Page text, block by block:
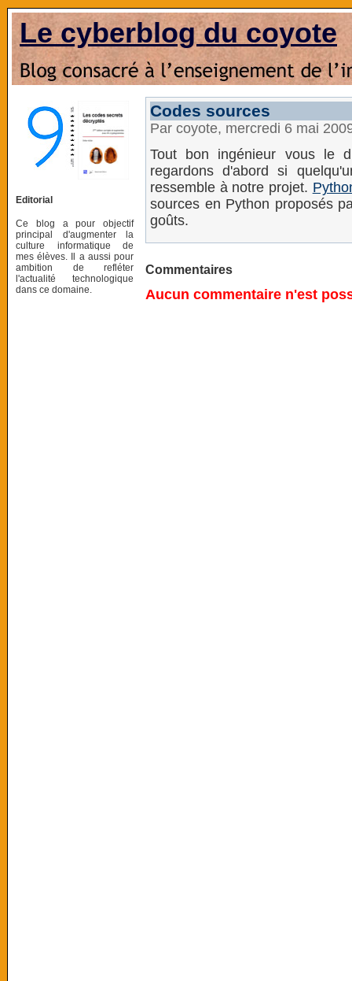
Le cyberblog du coyote
Editorial
Ce blog a pour objectif
principal d'augmenter la
culture informatique de
mes élèves. Il a aussi pour
ambition de refléter
l'actualité technologique
dans ce domaine.
Codes sources
Par coyote, mercredi 6 mai
Tout bon ingénieur vous le
regardons d'abord si
ressemble à notre projet.
sources en Python proposés
goûts.
Commentaires
Aucun commentaire n'est